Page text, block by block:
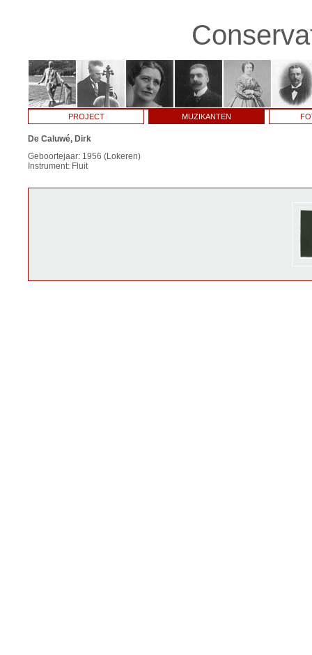
PROJECT MUZIKANTEN
De Caluwé, Dirk
Geboortejaar: 1956 (Lokeren)
Instrument: Fluit